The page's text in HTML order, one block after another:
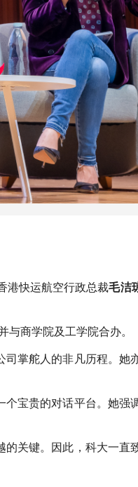
港快运航空行政总裁毛洁
商学院及工学院合办。
掌舵人的非凡历程。她
宝贵的对话平台。她强
关键。因此，科大一直